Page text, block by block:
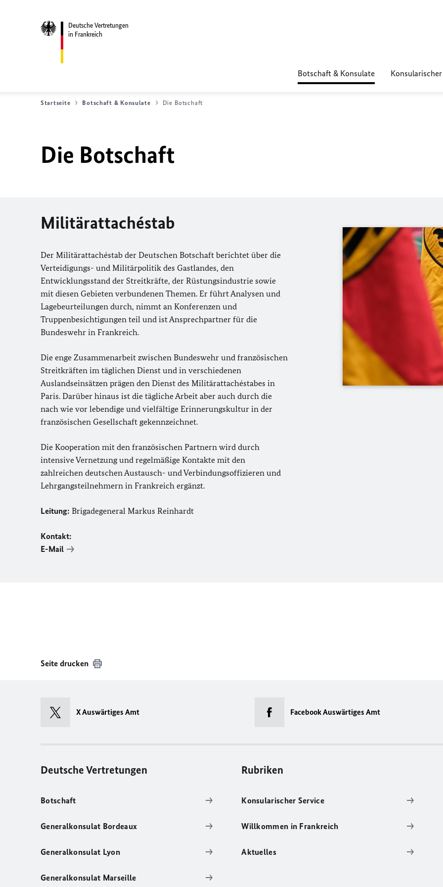
Deutsche Vertretungen
in Frankreich
Botschaft & Konsulate
Startseite Botschaft & Konsulate Die Botschaft
Die Botschaft
Militärattachéstab
Der Militärattachéstab der Deutschen Botschaft berichtet über die
Verteidigungs- und Militärpolitik des Gastlandes, den
Entwicklungsstand der Streitkräfte, der Rüstungsindustrie sowie
mit diesen Gebieten verbundenen Themen. Er führt Analysen und
Lagebeurteilungen durch, nimmt an Konferenzen und
Truppenbesichtigungen teil und ist Ansprechpartner für die
Bundeswehr in Frankreich.
Die enge Zusammenarbeit zwischen Bundeswehr und französischen
Streitkräften im täglichen Dienst und in verschiedenen
Auslandseinsätzen prägen den Dienst des Militärattachéstabes in
Paris. Darüber hinaus ist die tägliche Arbeit aber auch durch die
nach wie vor lebendige und vielfältige Erinnerungskultur in der
französischen Gesellschaft gekennzeichnet.
Die Kooperation mit den französischen Partnern wird durch
intensive Vernetzung und regelmäßige Kontakte mit den
zahlreichen deutschen Austausch- und Verbindungsoffizieren und
Lehrgangsteilnehmern in Frankreich ergänzt.
Leitung: Brigadegeneral Markus Reinhardt
Kontakt:
E-Mail
Seite drucken
X Auswärtiges Amt Facebook Auswärtiges Amt
Deutsche Vertretungen
Botschaft
Generalkonsulat Bordeaux
Generalkonsulat Lyon
Generalkonsulat Marseille
Rubriken
Konsularischer Service
Willkommen in Frankreich
Aktuelles